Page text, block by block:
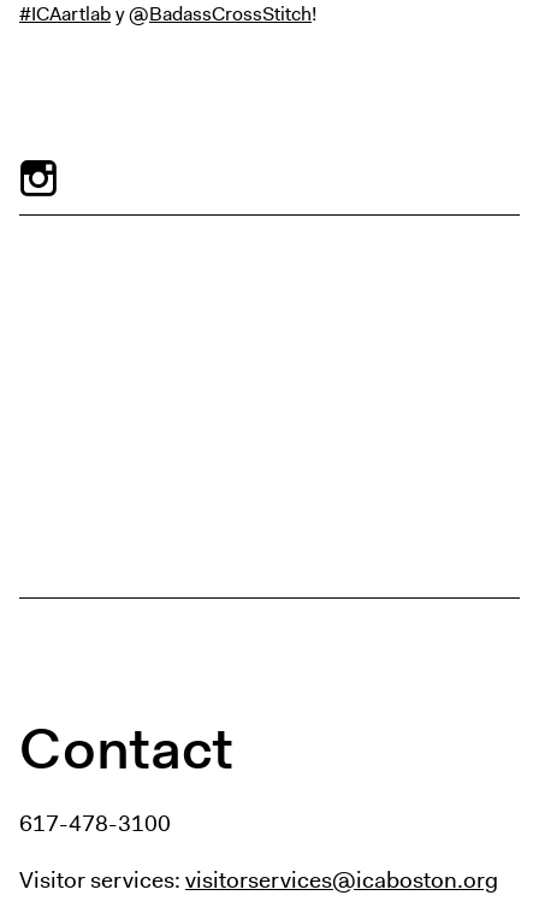
#ICAartlaby @BadassCrossStitch!
Contact
617-478-3100
Visitor services:visitorservices@icaboston.org